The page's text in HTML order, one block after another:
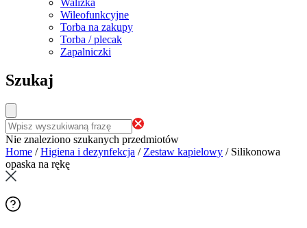
Wileofunkcyjne
Torba na zakupy
Torba / plecak
Zapalniczki
Szukaj
Nie znaleziono szukanych przedmiotów
Home /Higiena i dezynfekcja / Zestaw kapielowy / Silikonowa
opaska na rękę